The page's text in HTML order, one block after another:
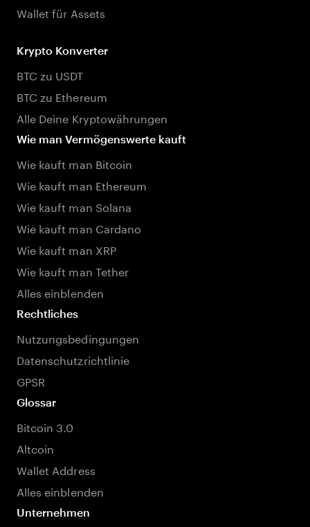
Wallet für Assets
Krypto Konverter
BTC zu USDT
BTC zu Ethereum
Alle Deine Kryptowährungen
Wie man Vermögenswerte kauft
Wie kauft man Bitcoin
Wie kauft man Ethereum
Wie kauft man Solana
Wie kauft man Cardano
Wie kauft man XRP
Wie kauft man Tether
Alles einblenden
Rechtliches
Nutzungsbedingungen
Datenschutzrichtlinie
GPSR
Glossar
Bitcoin 3.0
Altcoin
Wallet Address
Alles einblenden
Unternehmen